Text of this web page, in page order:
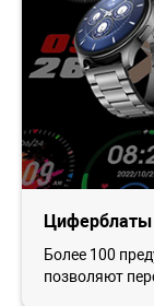
Циферблаты
Более 100
позволяют